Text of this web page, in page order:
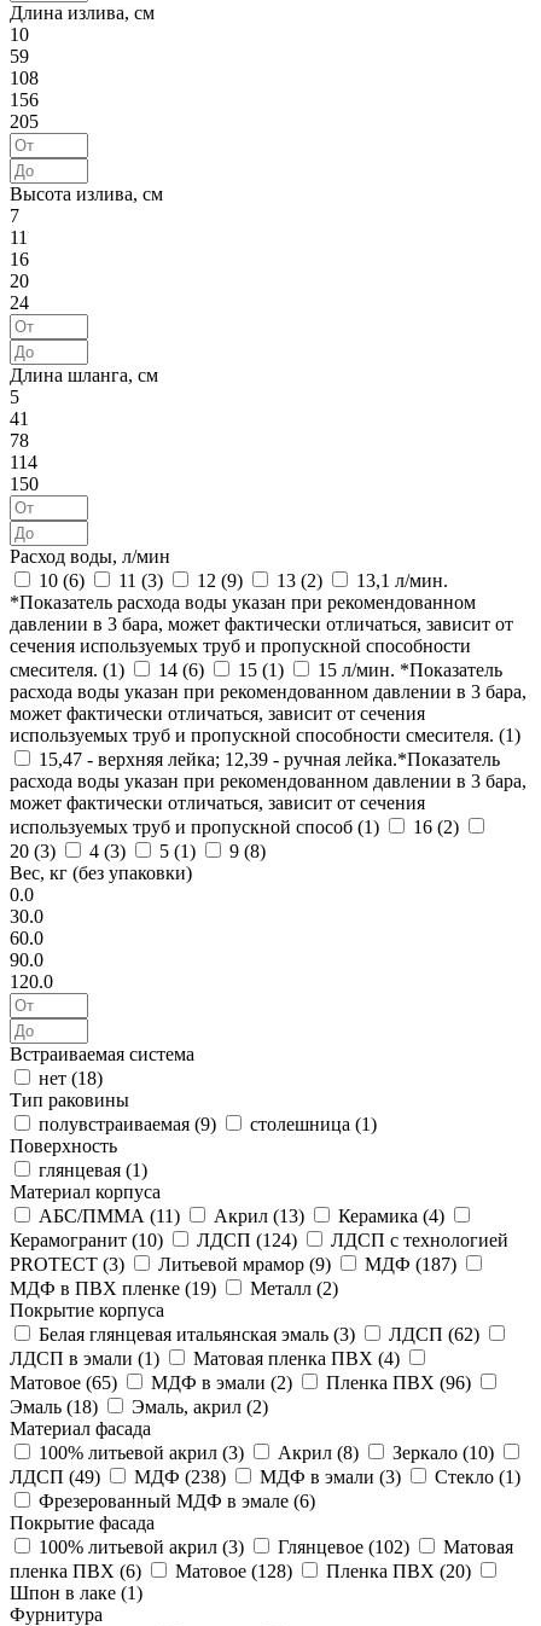
Длина излива, см
10
59
108
156
205
Высота излива, см
7
11
16
20
24
Длина шланга, см
5
41
78
114
150
Расход воды, л/мин
10 (6) 11 (3) 12 (9) 13 (2)
13,1 л/мин.
*Показатель расхода воды указан при рекомендованном
давлении в 3 бара, может фактически отличаться, зависит от
сечения используемых труб и пропускной способности
смесителя. (1) 14 (6) 15 (1)
15 л/мин. *Показатель
расхода воды указан при рекомендованном давлении в 3 бара,
может фактически отличаться, зависит от сечения
используемых труб и пропускной способности смесителя. (1)
15,47 - верхняя лейка; 12,39 - ручная лейка.*Показатель
расхода воды указан при рекомендованном давлении в 3 бара,
может фактически отличаться, зависит от сечения
используемых труб и пропускной способ (1) 16 (2)
20 (3) 4 (3) 5 (1) 9 (8)
Вес, кг (без упаковки)
0.0
30.0
60.0
90.0
120.0
Встраиваемая система
нет (18)
Тип раковины
полувстраиваемая (9) столешница (1)
Поверхность
глянцевая (1)
Материал корпуса
АБС/ПММА (11) Акрил (13) Керамика (4)
Керамогранит (10) ЛДСП (124)
ЛДСП с технологией
PROTECT (3) Литьевой мрамор (9) МДФ (187)
МДФ в ПВХ пленке (19) Металл (2)
Покрытие корпуса
Белая глянцевая итальянская эмаль (3) ЛДСП (62)
ЛДСП в эмали (1) Матовая пленка ПВХ (4)
Матовое (65) МДФ в эмали (2) Пленка ПВХ (96)
Эмаль (18) Эмаль, акрил (2)
Материал фасада
100% литьевой акрил (3) Акрил (8) Зеркало (10)
ЛДСП (49) МДФ (238) МДФ в эмали (3) Стекло (1)
Фрезерованный МДФ в эмале (6)
Покрытие фасада
100% литьевой акрил (3) Глянцевое (102)
Матовая
пленка ПВХ (6) Матовое (128) Пленка ПВХ (20)
Шпон в лаке (1)
Фурнитура